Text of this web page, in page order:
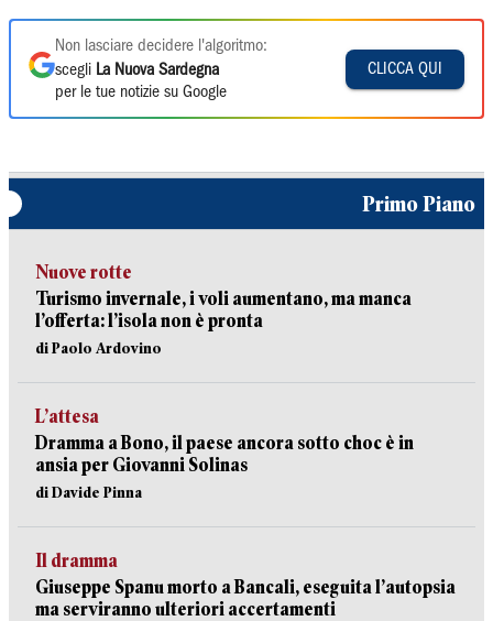
Non lasciare decidere l'algoritmo:
scegli La Nuova Sardegna
per le tue notizie su Google
CLICCA QUI
Primo Piano
Nuove rotte
Turismo invernale, i voli aumentano, ma manca
l’offerta: l’isola non è pronta
di Paolo Ardovino
L’attesa
Dramma a Bono, il paese ancora sotto choc è in
ansia per Giovanni Solinas
di Davide Pinna
Il dramma
Giuseppe Spanu morto a Bancali, eseguita l’autopsia
ma serviranno ulteriori accertamenti